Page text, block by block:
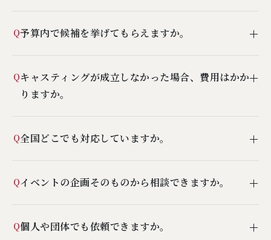
提案します。
あれば、特殊なケースを除いて30分ほどでご返答できま
Q予算内で候補を挙げてもらえますか。
か」というかたちでお尋ねいただければ、その範囲で実現
できる案をお出しします。
Qキャスティングが成立しなかった場合、費用はかか
りますか。
で、お気軽にお声がけください。
Q全国どこでも対応していますか。
ても、あらかじめ整理してご案内します。
Qイベントの企画そのものから相談できますか。
にあわせてご提案できます。ご予算に対して企画自体の見
Q個人や団体でも依頼できますか。